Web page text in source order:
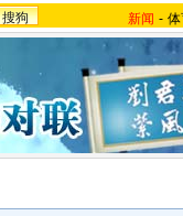
搜狗 新闻 -